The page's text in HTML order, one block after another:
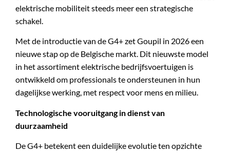
elektrische mobiliteit steeds meer een strategische
schakel.
Met de introductie van de G4+ zet Goupil in 2026 een
nieuwe stap op de Belgische markt. Dit nieuwste model
in het assortiment elektrische bedrijfsvoertuigen is
ontwikkeld om professionals te ondersteunen in hun
dagelijkse werking, met respect voor mens en milieu.
Technologische vooruitgang in dienst van
duurzaamheid
De G4+ betekent een duidelijke evolutie ten opzichte